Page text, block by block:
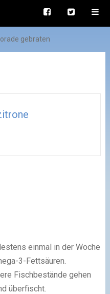
gebraten
einmal in der Woche
3-Fettsäuren.
Fischbestände gehen
überfischt.